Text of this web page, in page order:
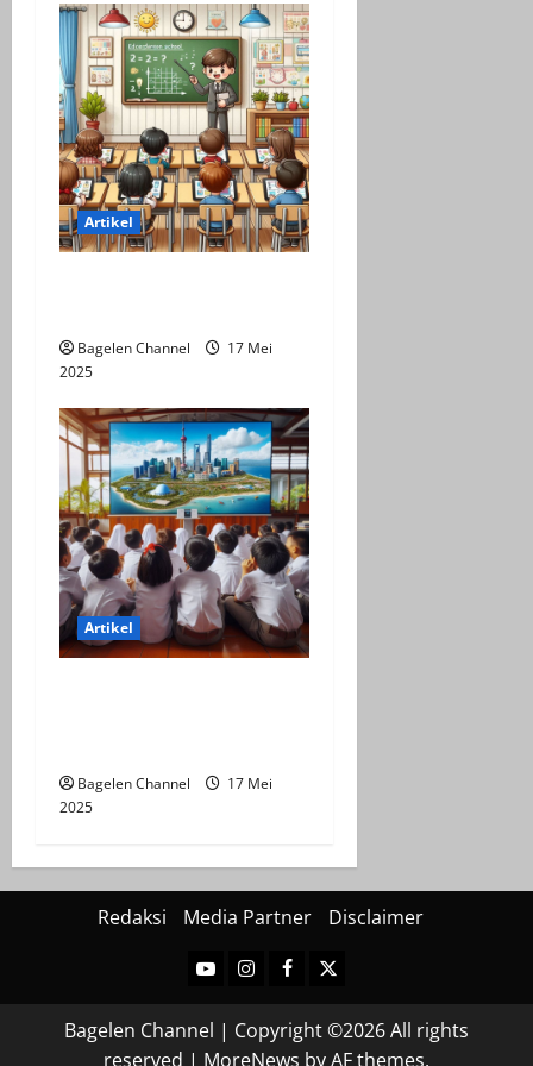
Artikel
Bagelen Channel
17 Mei
2025
Artikel
Bagelen Channel
17 Mei
2025
Redaksi Media Partner Disclaimer
YoutubeInstagram
Facebook
Twitter
Bagelen Channel | Copyright ©2026 All rights
reserved | MoreNews by AF themes.